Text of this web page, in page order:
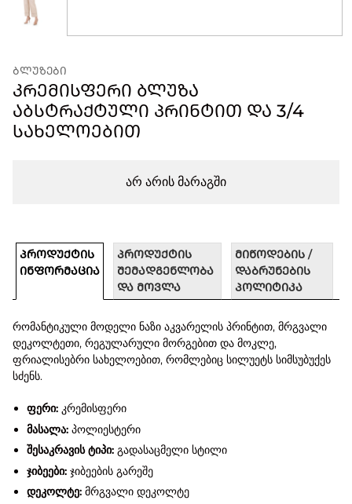
ᲑᲚᲣᲖᲔᲑᲘ
ᲙᲠᲔᲛᲘᲡᲤᲔᲠᲘ ᲑᲚᲣᲖᲐ
ᲐᲑᲡᲢᲠᲐᲥᲢᲣᲚᲘ ᲞᲠᲘᲜᲢᲘᲗ ᲓᲐ 3/4
ᲡᲐᲮᲔᲚᲝᲔᲑᲘᲗ
არ არის მარაგში
ᲞᲠᲝᲓᲣᲥᲢᲘᲡ
ᲘᲜᲤᲝᲠᲛᲐᲪᲘᲐ
ᲞᲠᲝᲓᲣᲥᲢᲘᲡ
ᲨᲔᲛᲐᲓᲒᲔᲜᲚᲝᲑᲐ
ᲓᲐ ᲛᲝᲕᲚᲐ
ᲛᲘᲬᲝᲓᲔᲑᲘᲡ /
ᲓᲐᲑᲠᲣᲜᲔᲑᲘᲡ
ᲞᲝᲚᲘᲢᲘᲙᲐ
რომანტიკული მოდელი ნაზი აკვარელის პრინტით, მრგვალი
დეკოლტეთი, რეგულარული მორგებით და მოკლე,
ფრიალისებრი სახელოებით, რომლებიც სილუეტს სიმსუბუქეს
სძენს.
ფერი:კრემისფერი
მასალა:პოლიესტერი
შესაკრავის ტიპი:გადასაცმელი სტილი
ჯიბეები:ჯიბეების გარეშე
დეკოლტე:მრგვალი დეკოლტე